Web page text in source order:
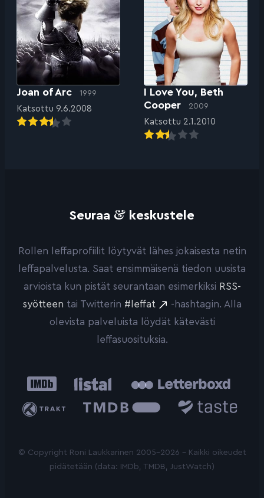
Joan of Arc 1999
Katsottu 9.6.2008
I Love You, Beth
Cooper
2009
Katsottu 2.1.2010
Seuraa & keskustele
Rollen leffaprofiilit löytyvät lähes jokaisesta netin
leffapalvelusta. Saat ensimmäisenä tiedon uusista
arvioista kun pistät seurantaan esimerkiksi RSS-
syötteen tai Twitterin #leffat
-hashtagin. Alla
olevista palveluista löydät kätevästi
leffasuosituksia.
IMDb Listal
Trakt
Database
© Copyright Roni Laukkarinen 2005-2026 - Kaikki oikeudet
pidätetään (data: IMDb, TMDB, JustWatch)